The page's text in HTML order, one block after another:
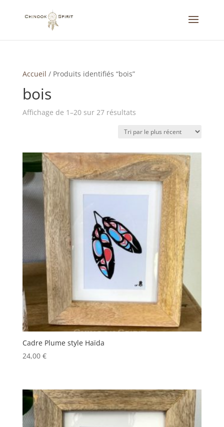
Accueil / Produits identifiés “bois”
bois
Affichage de 1–20 sur 27 résultatsTrié
plus
au
plus
ancien
Cadre Plume style Haïda
24,00 €